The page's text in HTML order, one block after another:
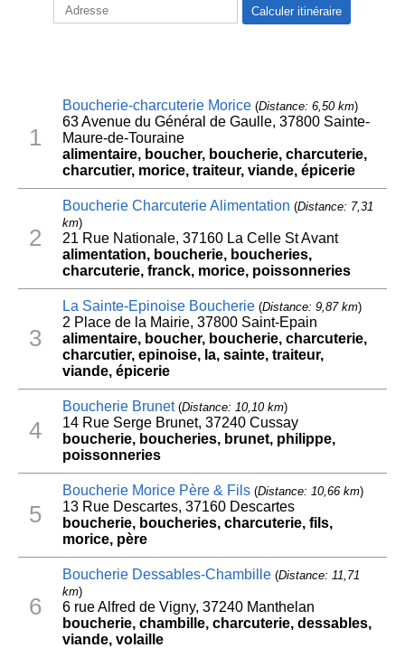
1
Boucherie-charcuterie Morice(Distance: 6,50 km)
63 Avenue du Général de Gaulle, 37800 Sainte-
Maure-de-Touraine
alimentaire, boucher, boucherie, charcuterie,
charcutier, morice, traiteur, viande, épicerie
2
Boucherie Charcuterie Alimentation (Distance: 7,31
km)
21 Rue Nationale, 37160 La Celle St Avant
alimentation, boucherie, boucheries,
charcuterie, franck, morice, poissonneries
3
La Sainte-Epinoise Boucherie(Distance: 9,87 km)
2 Place de la Mairie, 37800 Saint-Epain
alimentaire, boucher, boucherie, charcuterie,
charcutier, epinoise, la, sainte, traiteur,
viande, épicerie
4
Boucherie Brunet(Distance: 10,10 km)
14 Rue Serge Brunet, 37240 Cussay
boucherie, boucheries, brunet, philippe,
poissonneries
5
Boucherie Morice Père & Fils(Distance: 10,66 km)
13 Rue Descartes, 37160 Descartes
boucherie, boucheries, charcuterie, fils,
morice, père
6
Boucherie Dessables-Chambille(Distance: 11,71
km)
6 rue Alfred de Vigny, 37240 Manthelan
boucherie, chambille, charcuterie, dessables,
viande, volaille